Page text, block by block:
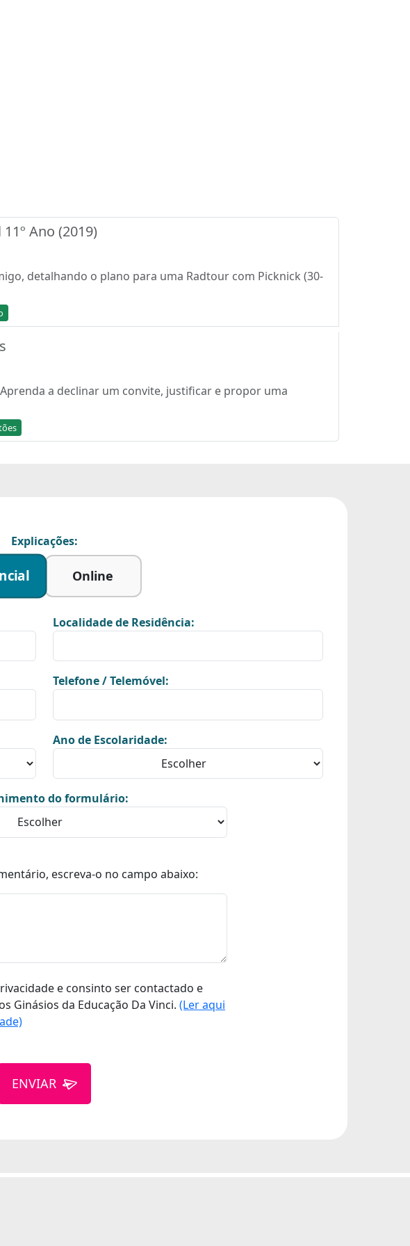
Ano (2019)
detalhando o plano para uma Radtour com Picknick (30-
a declinar um convite, justificar e propor uma
Explicações:
Online
Localidade de Residência:
Telefone / Telemóvel:
Ano de Escolaridade:
do formulário:
escreva-o no campo abaixo:
e consinto ser contactado e
Ginásios da Educação Da Vinci.(Ler aqui
ENVIAR